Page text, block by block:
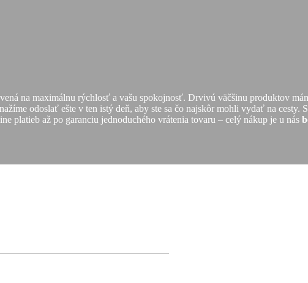
na maximálnu rýchlosť a vašu spokojnosť. Drvivú väčšinu produktov
odoslať ešte v ten istý deň, aby ste sa čo najskôr mohli vydať na cesty.
platieb až po garanciu jednoduchého vrátenia tovaru – celý nákup je u nás